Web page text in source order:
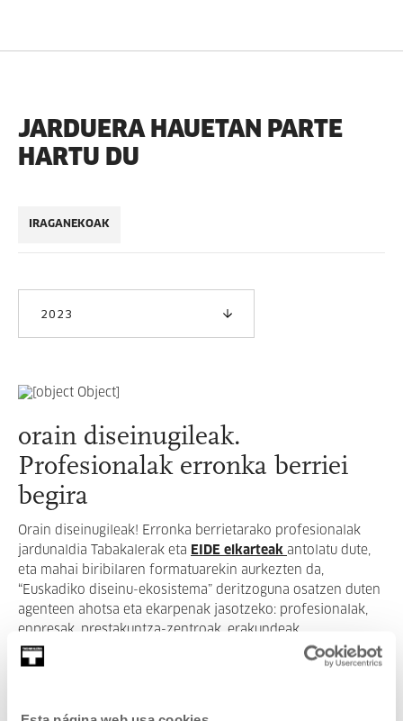
JARDUERA HAUETAN PARTE
HARTU DU
IRAGANEKOAK
2023
orain diseinugileak.
Profesionalak erronka berriei
begira
Orain diseinugileak! Erronka berrietarako profesionalak
jardunaldia Tabakalerak eta EIDE elkarteak antolatu dute,
eta mahai biribilaren formatuarekin aurkezten da,
“Euskadiko diseinu-ekosistema” deritzoguna osatzen duten
agenteen ahotsa eta ekarpenak jasotzeko: profesionalak,
enpresak, prestakuntza-zentroak, erakundeak,
administrazioak...